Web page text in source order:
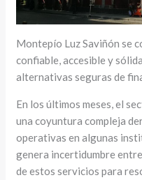
Montepío Luz Saviñón se
confiable, accesible y
alternativas seguras de
En los últimos meses, el
una coyuntura compleja
operativas en algunas
genera incertidumbre
de estos servicios para